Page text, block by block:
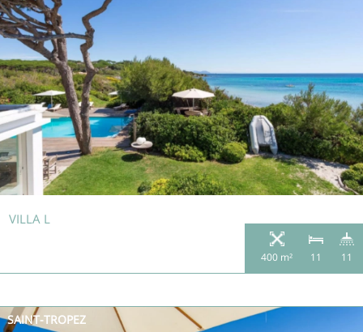
VILLA L
400 m² 11 11
SAINT-TROPEZ